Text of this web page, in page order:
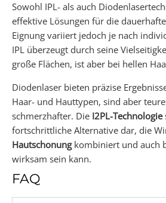
Sowohl IPL- als auch
effektive Lösungen für die
Eignung variiert jedoch je nach
IPL überzeugt durch seine
große Flächen, ist aber bei hellen
Diodenlaser bieten präzise
Haar- und Hauttypen, sind aber
schmerzhafter. Die I2PL-Technologie
fortschrittliche Alternative dar, die
Hautschonung kombiniert und auch
wirksam sein kann.
FAQ